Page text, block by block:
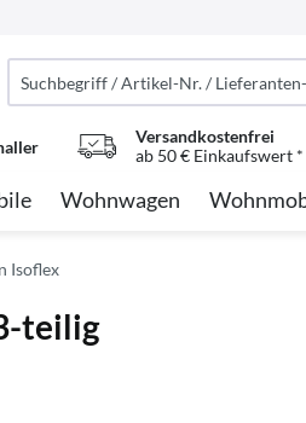
Versandkostenfrei
ab 50 € Einkaufswert *
Wohnwagen
Isoflex
teilig